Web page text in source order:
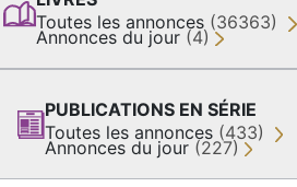
Toutes les annonces (36363)
Annonces du jour (4)
PUBLICATIONS EN SÉRIE
Toutes les annonces (433)
Annonces du jour (227)